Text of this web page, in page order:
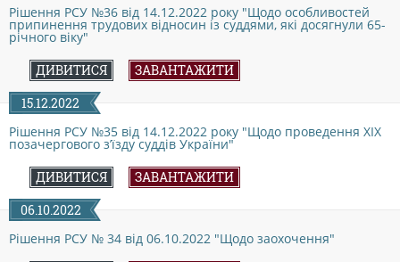
СОЦІОЛОГІЧНІ ОПИТУВАННЯ
СИСТЕМА ОЦІНЮВАННЯ
КОНФЛІКТ ІНТЕРЕСІВ
Рішення РСУ №36 від 14.12.2022 року "Щодо особливостей
припинення трудових відносин із суддями, які досягнули 65-
річного віку"
ДИВИТИСЯ
ЗАВАНТАЖИТИ
15.12.2022
Рішення РСУ №35 від 14.12.2022 року "Щодо проведення ХІХ
позачергового з’їзду суддів України"
ДИВИТИСЯ
ЗАВАНТАЖИТИ
06.10.2022
Рішення РСУ № 34 від 06.10.2022 "Щодо заохочення"